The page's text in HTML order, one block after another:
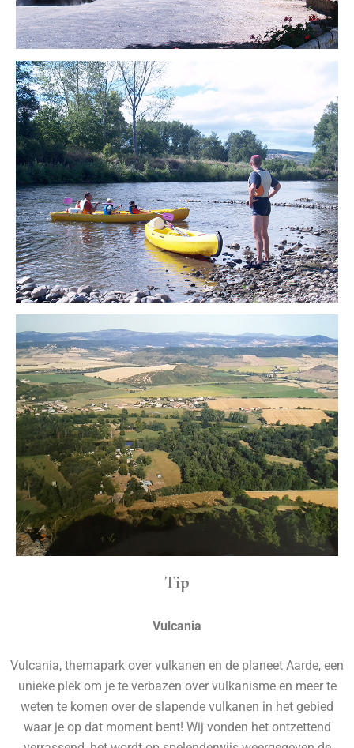
Tip
Vulcania
Vulcania, themapark over vulkanen en de planeet Aarde, een
unieke plek om je te verbazen over vulkanisme en meer te
weten te komen over de slapende vulkanen in het gebied
waar je op dat moment bent! Wij vonden het ontzettend